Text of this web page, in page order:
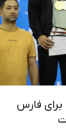
برای فارس